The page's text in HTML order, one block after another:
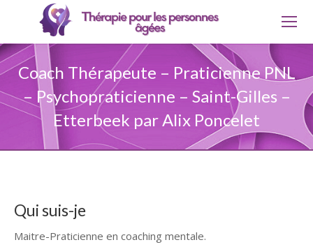
Coach Thérapeute – Praticienne PNL
– Psychopraticienne – Saint-Gilles –
Etterbeek par Alix Poncelet
Qui suis-je
Maitre-Praticienne en coaching mentale.